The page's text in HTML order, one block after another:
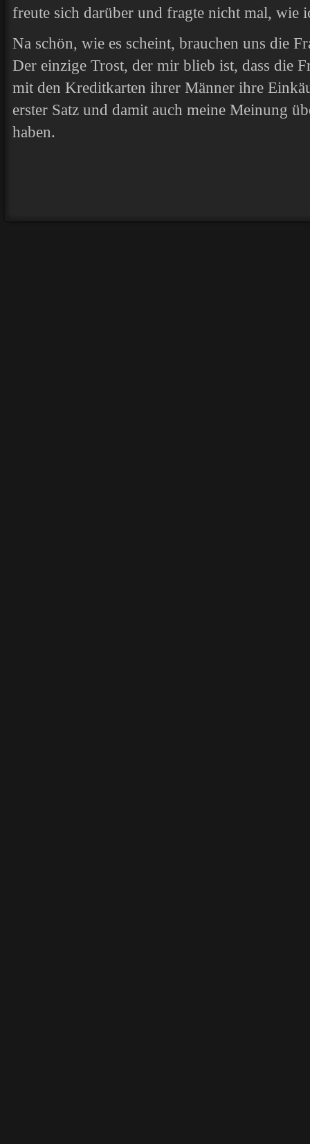
freute sich darüber und fragte nicht mal, wie
Na schön, wie es scheint, brauchen uns die
Der einzige Trost, der mir blieb ist, dass die
mit den Kreditkarten ihrer Männer ihre
erster Satz und damit auch meine Meinung
haben.